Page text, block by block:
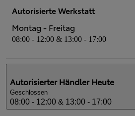
Autorisierte Werkstatt
Montag - Freitag
08:00 - 12:00 & 13:00 - 17:00
Autorisierter Händler Heute
Geschlossen
08:00 - 12:00 & 13:00 - 17:00